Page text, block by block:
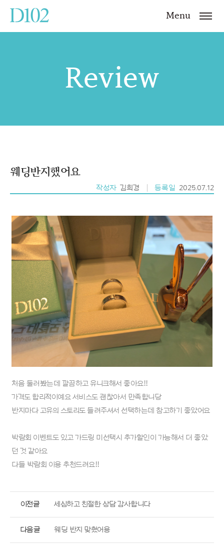
Menu
Review
웨딩반지했어요
작성자 김희경 등록일 2025.07.12
처음 둘러봤는데 깔끔하고 유니크해서 좋아요!!
가격도 합리적이예요 서비스도 괜찮아서 만족합니당
반지마다 고유의 스토리도 들려주셔서 선택하는데 참고하기 좋았어요
박람회 이벤트도 있고 가드링 미선택시 추가할인이 가능해서 더 좋았
던 것 같아요
다들 박람회 이용 추천드려요!!
이전글 세심하고 친절한 상담 감사합니다
다음글 웨딩 반지 맞췄어용